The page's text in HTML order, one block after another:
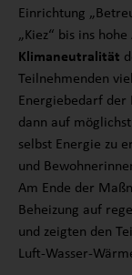
Einrichtung
„Kiez“ bis ins
Klimaneutralität
Teilnehmenden
Energiebedarf der
dann auf
selbst Energie zu
und
Am Ende der
Beheizung auf
und zeigten den
Luft-Wasser-